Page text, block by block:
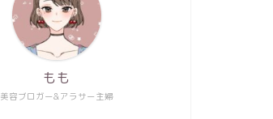
美容ブロガー&アラサー主婦
もも